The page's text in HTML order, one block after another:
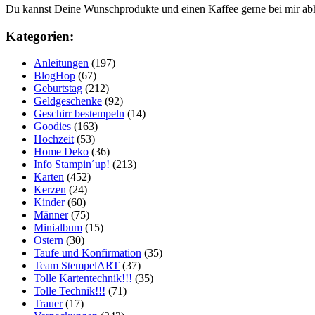
Du kannst Deine Wunschprodukte und einen Kaffee gerne bei mir
Kategorien:
Anleitungen (197)
BlogHop (67)
Geburtstag (212)
Geldgeschenke (92)
Geschirr bestempeln (14)
Goodies (163)
Hochzeit(53)
Home Deko (36)
Info Stampin´up! (213)
Karten (452)
Kerzen (24)
Kinder(60)
Männer(75)
Minialbum (15)
Ostern (30)
Taufe und Konfirmation (35)
Team StempelART (37)
Tolle Kartentechnik!!! (35)
Tolle Technik!!! (71)
Trauer(17)